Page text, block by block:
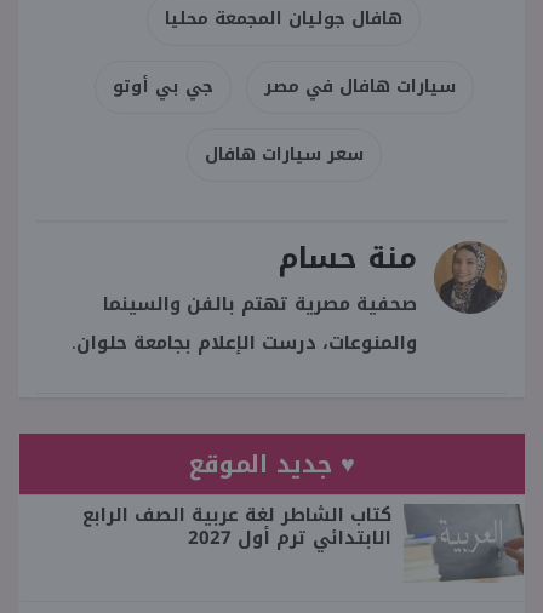
هافال جوليان المجمعة محليا
سيارات هافال في مصر جي بي أوتو
سعر سيارات هافال
منة حسام
صحفية مصرية تهتم بالفن والسينما
والمنوعات، درست الإعلام بجامعة حلوان.
♥ جديد الموقع
كتاب الشاطر لغة عربية الصف الرابع
الابتدائي ترم أول 2027